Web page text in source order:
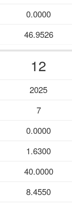
0.0000
46.9526
12
2025
7
0.0000
1.6300
40.0000
8.4550